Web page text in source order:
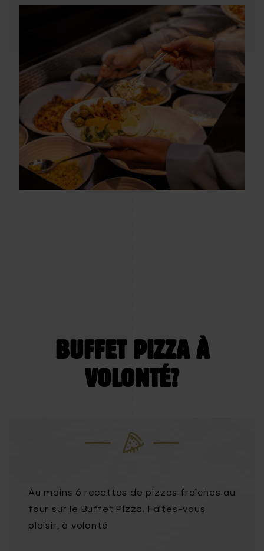
BUFFET PIZZA À
VOLONTÉ?
Au moins 6 recettes de pizzas fraîches au
four sur le Buffet Pizza. Faites-vous
plaisir, à volonté